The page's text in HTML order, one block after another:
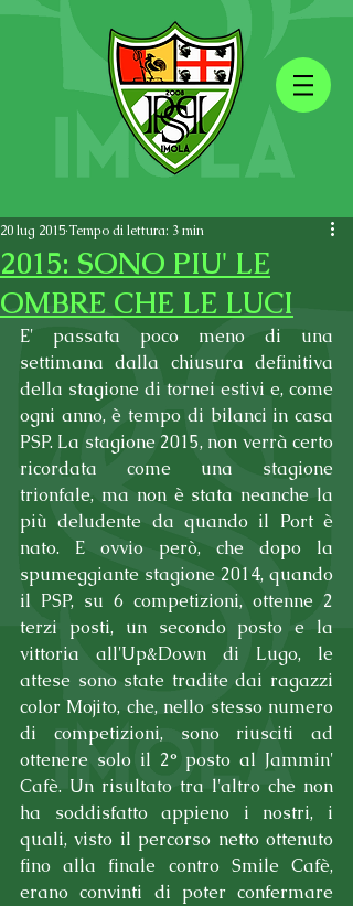
2015: SONO PIU' LE
OMBRE CHE LE LUCI
20 lug 2015Tempo di lettura: 3 min
E' passata poco meno di una
settimana dalla chiusura definitiva
della stagione di tornei estivi e, come
ogni anno, è tempo di bilanci in casa
PSP. La stagione 2015, non verrà certo
ricordata come una stagione
trionfale, ma non è stata neanche la
più deludente da quando il Port è
nato. E ovvio però, che dopo la
spumeggiante stagione 2014, quando
il PSP, su 6 competizioni, ottenne 2
terzi posti, un secondo posto e la
vittoria all'Up&Down di Lugo, le
attese sono state tradite dai ragazzi
color Mojito, che, nello stesso numero
di competizioni, sono riusciti ad
ottenere solo il 2° posto al Jammin'
Cafè. Un risultato tra l'altro che non
ha soddisfatto appieno i nostri, i
quali, visto il percorso netto ottenuto
fino alla finale contro Smile Cafè,
erano convinti di poter confermare